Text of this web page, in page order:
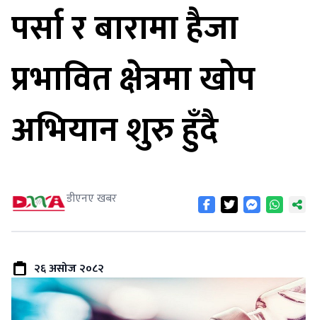
पर्सा र बारामा हैजा
प्रभावित क्षेत्रमा खोप
अभियान शुरु हुँदै
डीएनए खबर
२६ असोज २०८२